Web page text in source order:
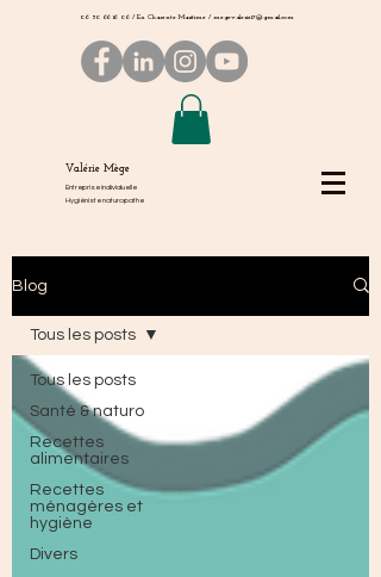
06 50 66 16 06 / En Charente Maritime / megevalerie17@gmail.com
Valérie Mège
Entreprise individuelle
Hygiéniste naturopathe
Blog
Tous les posts
Santé & naturo
Recettes
alimentaires
Recettes
ménagères et
hygiène
Divers
Tous les posts